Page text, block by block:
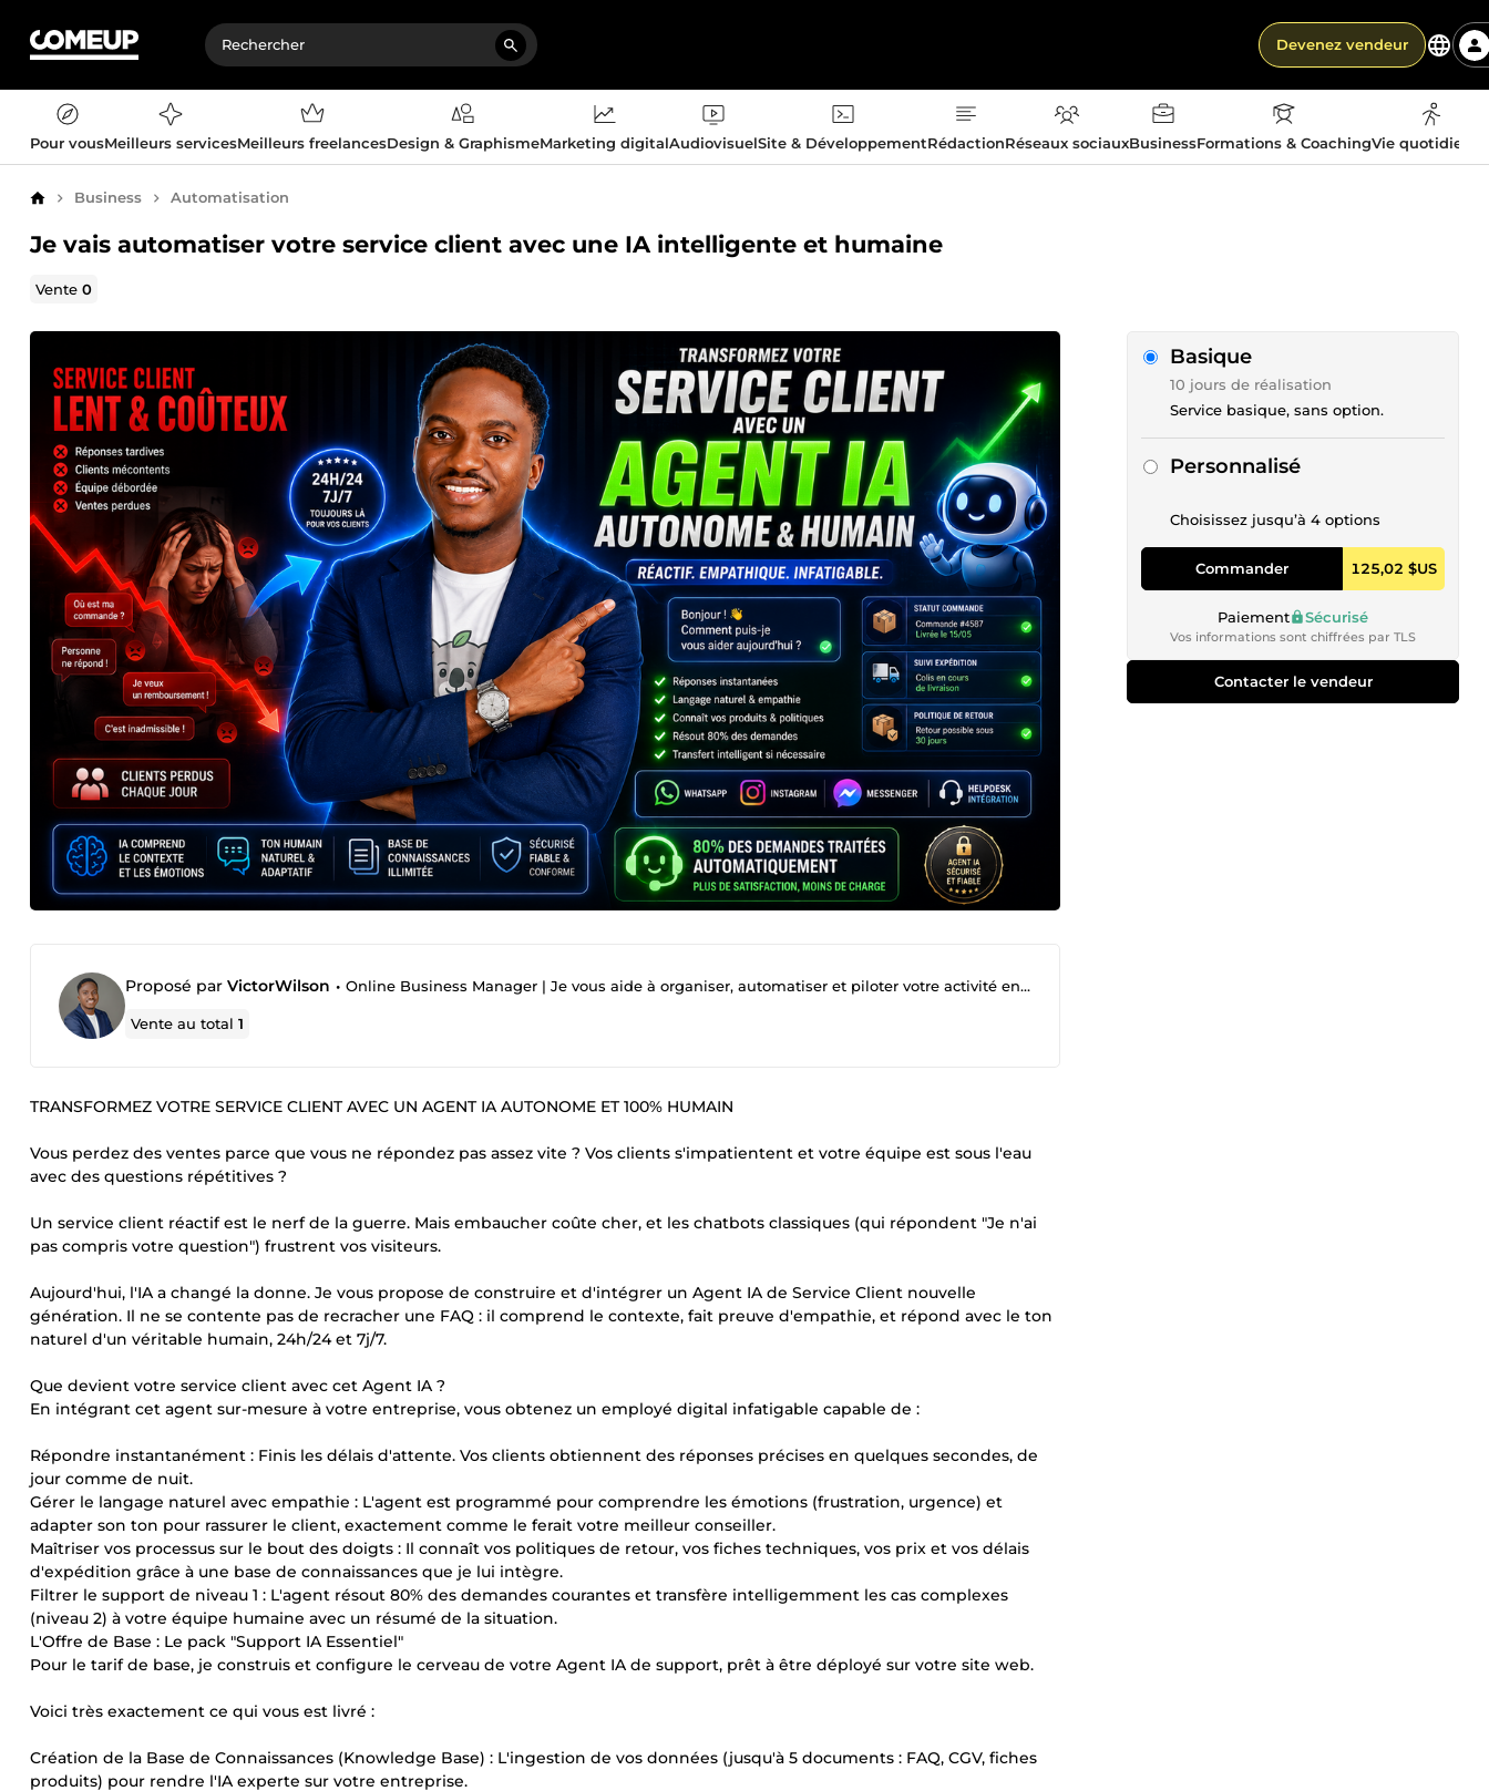
Devenez vendeur
Pour vousMeilleurs servicesMeilleurs freelancesDesign & GraphismeMarketing digitalAudiovisuelSite & DéveloppementRédactionRéseaux sociauxBusinessFormations & CoachingVie
AccueilBusiness Automatisation
Je vais automatiser votre service client avec une IA intelligente et humaine
Vente0
Proposé par VictorWilson • Online Business Manager | Je vous aide à organiser, automatiser et piloter votre activité en ligne
Vente au total1
TRANSFORMEZ VOTRE SERVICE CLIENT AVEC UN AGENT IA AUTONOME ET 100% HUMAIN
Vous perdez des ventes parce que vous ne répondez pas assez vite ? Vos clients s'impatientent et votre équipe est sous l'eau
avec des questions répétitives ?
Un service client réactif est le nerf de la guerre. Mais embaucher coûte cher, et les chatbots classiques (qui répondent "Je n'ai
pas compris votre question") frustrent vos visiteurs.
Aujourd'hui, l'IA a changé la donne. Je vous propose de construire et d'intégrer un Agent IA de Service Client nouvelle
génération. Il ne se contente pas de recracher une FAQ : il comprend le contexte, fait preuve d'empathie, et répond avec le ton
naturel d'un véritable humain, 24h/24 et 7j/7.
Que devient votre service client avec cet Agent IA ?
En intégrant cet agent sur-mesure à votre entreprise, vous obtenez un employé digital infatigable capable de :
Répondre instantanément : Finis les délais d'attente. Vos clients obtiennent des réponses précises en quelques secondes, de
jour comme de nuit.
Gérer le langage naturel avec empathie : L'agent est programmé pour comprendre les émotions (frustration, urgence) et
adapter son ton pour rassurer le client, exactement comme le ferait votre meilleur conseiller.
Maîtriser vos processus sur le bout des doigts : Il connaît vos politiques de retour, vos fiches techniques, vos prix et vos délais
d'expédition grâce à une base de connaissances que je lui intègre.
Filtrer le support de niveau 1 : L'agent résout 80% des demandes courantes et transfère intelligemment les cas complexes
(niveau 2) à votre équipe humaine avec un résumé de la situation.
L'Offre de Base : Le pack "Support IA Essentiel"
Pour le tarif de base, je construis et configure le cerveau de votre Agent IA de support, prêt à être déployé sur votre site web.
Voici très exactement ce qui vous est livré :
Création de la Base de Connaissances (Knowledge Base) : L'ingestion de vos données (jusqu'à 5 documents : FAQ, CGV, fiches
produits) pour rendre l'IA experte sur votre entreprise.
Basique
10 jours de réalisation
Service basique, sans option.
Personnalisé
Choisissez jusqu’à 4 options
Commander 125,02 $US
Paiement Sécurisé
Vos informations sont chiffrées par TLS
Contacter le vendeur